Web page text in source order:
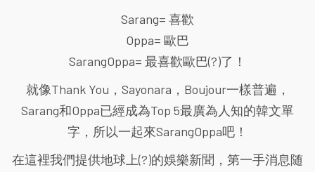
Sarang= 喜歡
Oppa= 歐巴
SarangOppa= 最喜歡歐巴(?)了！
就像Thank You，Sayonara，Boujour一樣普遍，
Sarang和Oppa已經成為Top 5最廣為人知的韓文單
字，所以一起來SarangOppa吧！
在這裡我們提供地球上(?)的娛樂新聞，第一手消息随